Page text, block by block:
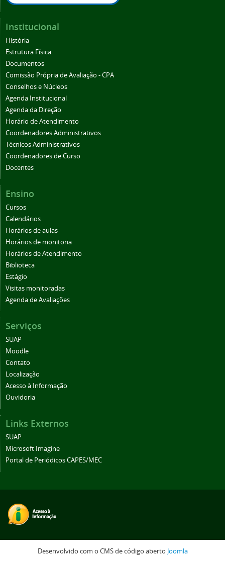
Institucional
História
Estrutura Física
Documentos
Comissão Própria de Avaliação - CPA
Conselhos e Núcleos
Agenda Institucional
Agenda da Direção
Horário de Atendimento
Coordenadores Administrativos
Técnicos Administrativos
Coordenadores de Curso
Docentes
Ensino
Cursos
Calendários
Horários de aulas
Horários de monitoria
Horários de Atendimento
Biblioteca
Estágio
Visitas monitoradas
Agenda de Avaliações
Serviços
SUAP
Moodle
Contato
Localização
Acesso à Informação
Ouvidoria
Links Externos
SUAP
Microsoft Imagine
Portal de Periódicos CAPES/MEC
Desenvolvido com o CMS de código aberto Joomla